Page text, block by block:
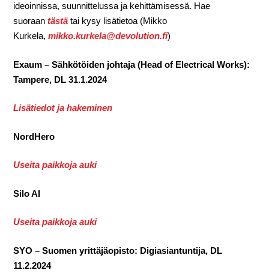
ideoinnissa, suunnittelussa ja kehittämisessä. Hae
suoraantästä tai kysy lisätietoa (Mikko
Kurkela,mikko.kurkela@devolution.fi)
Exaum – Sähkötöiden johtaja (Head of Electrical Works):
Tampere, DL 31.1.2024
Lisätiedot ja hakeminen
NordHero
Useita paikkoja auki
Silo AI
Useita paikkoja auki
SYO – Suomen yrittäjäopisto: Digiasiantuntija, DL
11.2.2024